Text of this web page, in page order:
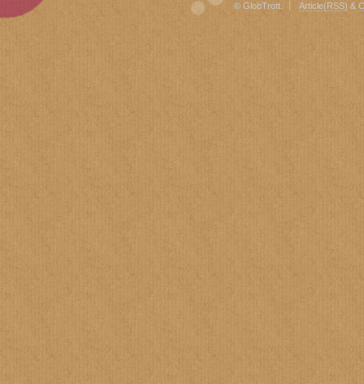
© GlobTrott. Article(RSS) &